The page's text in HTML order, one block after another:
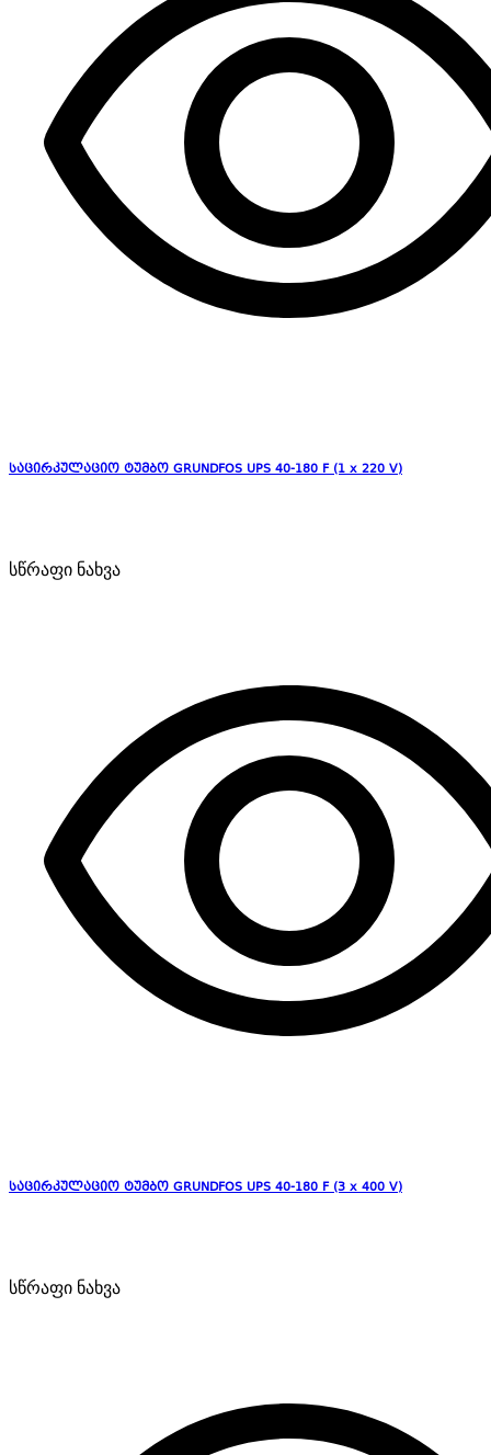
საცირკულაციო ტუმბო GRUNDFOS UPS 40-180 F (1 x 220 V)
სწრაფი ნახვა
საცირკულაციო ტუმბო GRUNDFOS UPS 40-180 F (3 x 400 V)
სწრაფი ნახვა